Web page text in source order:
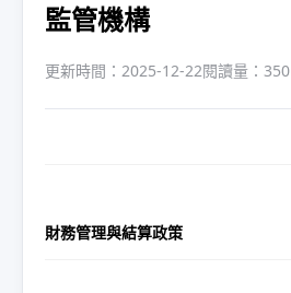
監管機構
更新時間：2025-12-22閱讀量：350
財務管理與結算政策